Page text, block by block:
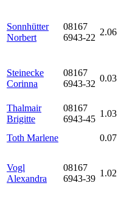
Sonnhütter
Norbert
08167
6943-22
2.06
Steinecke
Corinna
08167
6943-32
0.03
Thalmair
Brigitte
08167
6943-45
1.03
Toth Marlene
0.07
Vogl
Alexandra
08167
6943-39
1.02